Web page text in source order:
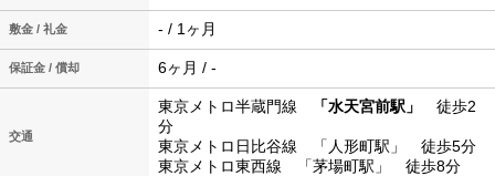
敷金 / 礼金 - / 1ヶ月
保証金 / 償却 6ヶ月 / -
交通
東京メトロ半蔵門線 「水天宮前駅」
徒歩2
分
東京メトロ日比谷線 「人形町駅」 徒歩5分
東京メトロ東西線 「茅場町駅」 徒歩8分